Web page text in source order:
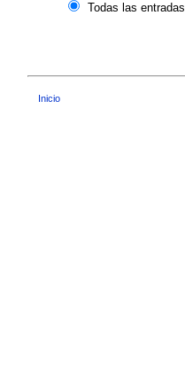
Todas las entradas
Inicio